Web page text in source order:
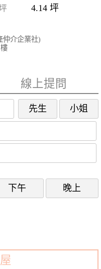
4.14 坪
仲介企業社)
線上提問
先生 小姐
下午 晚上